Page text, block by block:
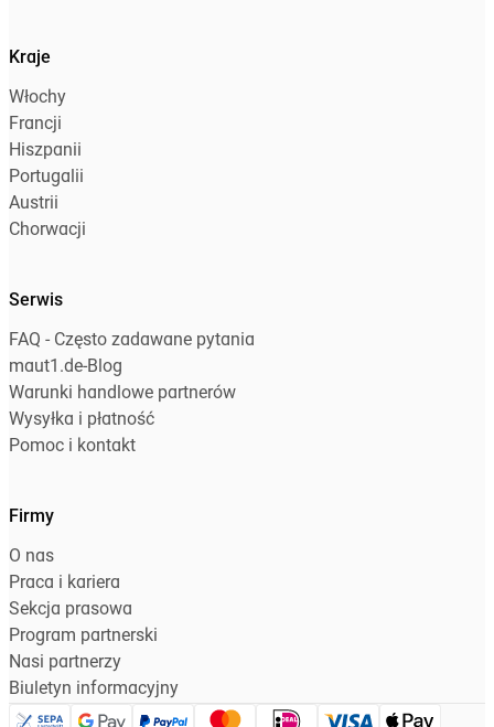
Kraje
Włochy
Francji
Hiszpanii
Portugalii
Austrii
Chorwacji
Serwis
FAQ - Często zadawane pytania
maut1.de-Blog
Warunki handlowe partnerów
Wysyłka i płatność
Pomoc i kontakt
Firmy
O nas
Praca i kariera
Sekcja prasowa
Program partnerski
Nasi partnerzy
Biuletyn informacyjny